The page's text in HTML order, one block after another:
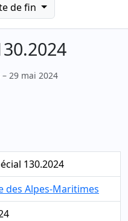
de fin
29 mai 2024
130.2024
des Alpes-Maritimes